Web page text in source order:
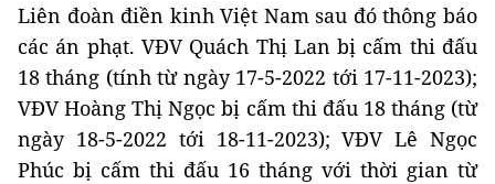
Liên đoàn điền kinh Việt Nam sau đó thông báo
các án phạt. VĐV Quách Thị Lan bị cấm thi đấu
18 tháng (tính từ ngày 17-5-2022 tới 17-11-2023);
VĐV Hoàng Thị Ngọc bị cấm thi đấu 18 tháng (từ
ngày 18-5-2022 tới 18-11-2023); VĐV Lê Ngọc
Phúc bị cấm thi đấu 16 tháng với thời gian từ